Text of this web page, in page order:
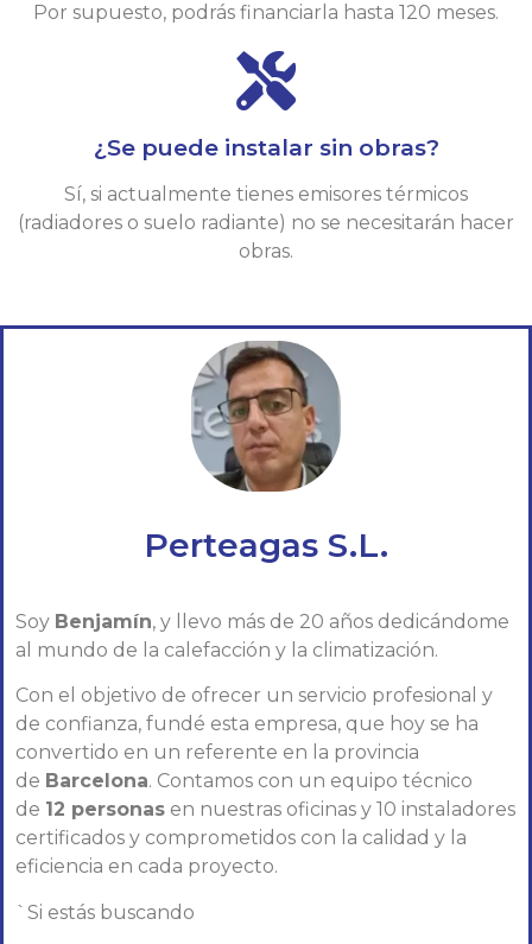
Por supuesto, podrás financiarla hasta 120 meses.
¿Se puede instalar sin obras?
Sí, si actualmente tienes emisores térmicos
(radiadores o suelo radiante) no se necesitarán hacer
obras.
Perteagas S.L.
Soy Benjamín, y llevo más de 20 años dedicándome
al mundo de la calefacción y la climatización.
Con el objetivo de ofrecer un servicio profesional y
de confianza, fundé esta empresa, que hoy se ha
convertido en un referente en la provincia
de Barcelona. Contamos con un equipo técnico
de 12 personas en nuestras oficinas y 10 instaladores
certificados y comprometidos con la calidad y la
eficiencia en cada proyecto.
`Si estás buscando